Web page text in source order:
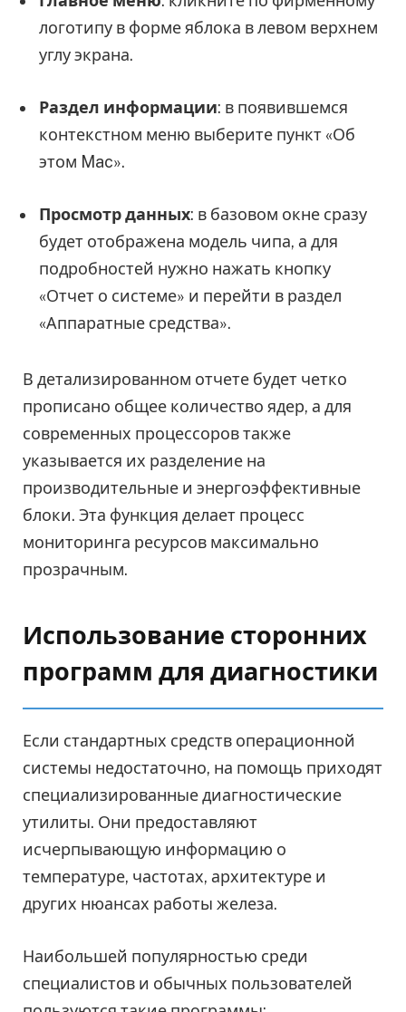
логотипу в форме яблока в левом верхнем
углу экрана.
Раздел информации: в появившемся
контекстном меню выберите пункт «Об
этом Mac».
Просмотр данных: в базовом окне сразу
будет отображена модель чипа, а для
подробностей нужно нажать кнопку
«Отчет о системе» и перейти в раздел
«Аппаратные средства».
В детализированном отчете будет четко
прописано общее количество ядер, а для
современных процессоров также
указывается их разделение на
производительные и энергоэффективные
блоки. Эта функция делает процесс
мониторинга ресурсов максимально
прозрачным.
Использование сторонних
программ для диагностики
Если стандартных средств операционной
системы недостаточно, на помощь приходят
специализированные диагностические
утилиты. Они предоставляют
исчерпывающую информацию о
температуре, частотах, архитектуре и
других нюансах работы железа.
Наибольшей популярностью среди
специалистов и обычных пользователей